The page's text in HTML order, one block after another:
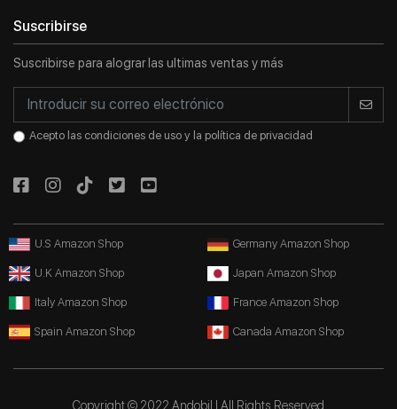
Suscribirse
Suscribirse para alograr las ultimas ventas y más
Acepto las condiciones de uso y la política de privacidad
U.S Amazon Shop Germany Amazon Shop
U.K Amazon Shop Japan Amazon Shop
Italy Amazon Shop France Amazon Shop
Spain Amazon Shop Canada Amazon Shop
Copyright © 2022 Andobil | All Rights Reserved
Entrar en el sistema Registrarse